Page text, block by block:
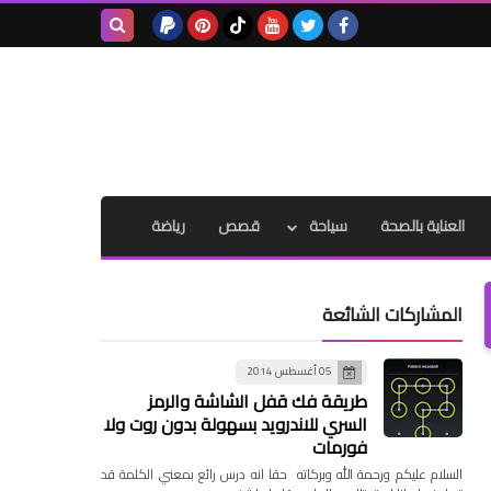
العناية بالصحة سياحة قصص رياضة
المشاركات الشائعة
05 أغسطس 2014
طريقة فك قفل الشاشة والرمز
السري للاندرويد بسهولة بدون روت ولا
فورمات
السلام عليكم ورحمة الله وبركاته حقا انه درس رائع بمعني الكلمة قد